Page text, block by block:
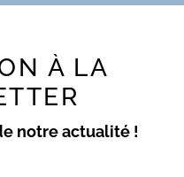
À LA
notre actualité !